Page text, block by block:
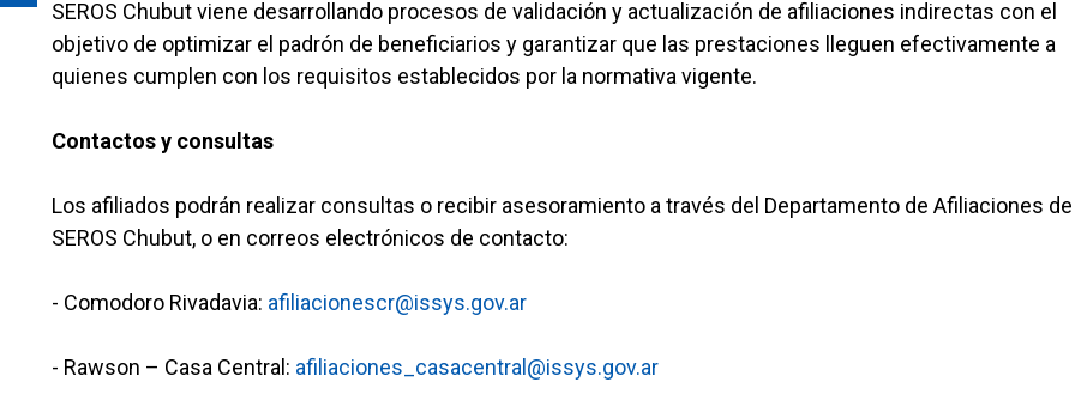
SEROS Chubut viene desarrollando procesos de validación y actualización de afiliaciones indirectas con el
objetivo de optimizar el padrón de beneficiarios y garantizar que las prestaciones lleguen efectivamente a
quienes cumplen con los requisitos establecidos por la normativa vigente.
Contactos y consultas
Los afiliados podrán realizar consultas o recibir asesoramiento a través del Departamento de Afiliaciones de
SEROS Chubut, o en correos electrónicos de contacto:
- Comodoro Rivadavia: afiliacionescr@issys.gov.ar
- Rawson – Casa Central: afiliaciones_casacentral@issys.gov.ar